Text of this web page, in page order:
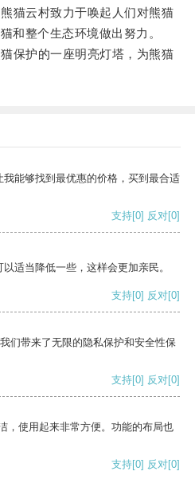
云村致力于唤起人们对熊猫
和整个生态环境做出努力。
护的一座明亮灯塔，为熊猫
能够找到最优惠的价格，买到最合适
支持[0] 反对[0]
适当降低一些，这样会更加亲民。
支持[0] 反对[0]
们带来了无限的隐私保护和安全性保
支持[0] 反对[0]
，使用起来非常方便。功能的布局也
支持[0] 反对[0]